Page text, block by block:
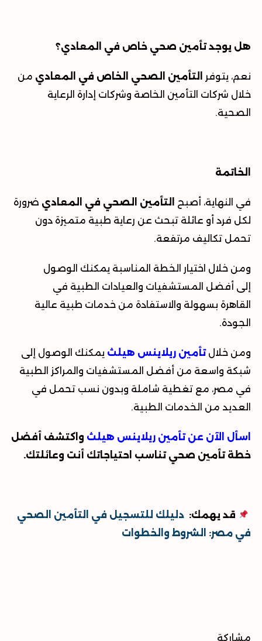
هل يوجد تأمين صحي خاص في المعادي؟
نعم، يتوفر التأمين الصحي الخاص في المعادي من
خلال شركات التأمين الخاصة وشركات إدارة الرعاية
الصحية.
الخاتمة
في النهاية، أصبح التأمين الصحي في المعادي ضرورة
لكل فرد أو عائلة تبحث عن رعاية طبية متميزة دون
تحمل تكاليف مرتفعة.
ومن خلال اختيار الخطة المناسبة يمكنك الوصول
إلى أفضل المستشفيات والعيادات الطبية في
القاهرة بسهولة والاستفادة من خدمات طبية عالية
الجودة.
ومن خلالتأمين ريلاينس هيلث يمكنك الوصول إلى
شبكة واسعة من أفضل المستشفيات والمراكز الطبية
في مصر، مع تغطية شاملة وبدون نسب تحمل في
العديد من الخدمات الطبية.
اسأل الآن عن تأمين ريلاينس هيلث واكتشف أفضل
خطة تأمين صحي تناسب احتياجاتك أنت وعائلتك.
قد يهمك: دليلك للتسجيل في التأمين الصحي
في مصر: الشروط والخطوات
مشاركة